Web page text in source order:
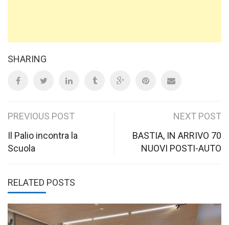
SHARING
Post
navigation
PREVIOUS POST
Il Palio incontra la
Scuola
NEXT POST
BASTIA, IN ARRIVO 70
NUOVI POSTI-AUTO
RELATED POSTS